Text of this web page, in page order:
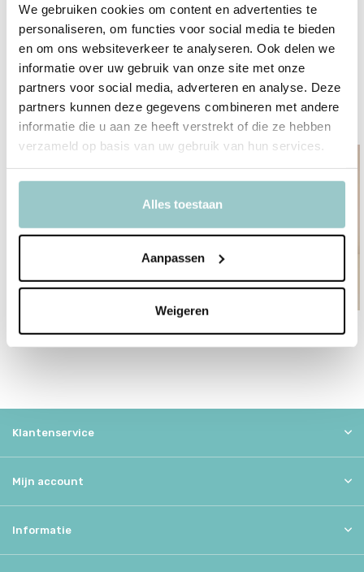
We gebruiken cookies om content en advertenties te
personaliseren, om functies voor social media te bieden
en om ons websiteverkeer te analyseren. Ook delen we
informatie over uw gebruik van onze site met onze
partners voor social media, adverteren en analyse. Deze
partners kunnen deze gegevens combineren met andere
informatie die u aan ze heeft verstrekt of die ze hebben
verzameld op basis van uw gebruik van hun services.
Alles toestaan
Aanpassen
Weigeren
Overige categorieën in Activiteitenboekjes
Verzorging
Klantenservice
Mijn account
Informatie